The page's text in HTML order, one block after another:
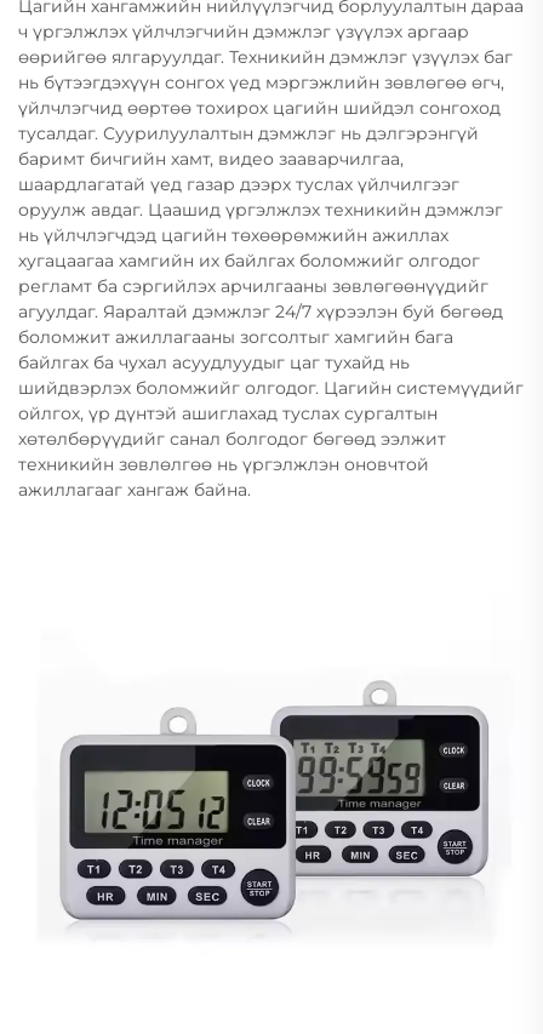
Цагийн хангамжийн нийлүүлэгчид борлуулалтын дараа
ч үргэлжлэх үйлчлэгчийн дэмжлэг үзүүлэх аргаар
өөрийгөө ялгаруулдаг. Техникийн дэмжлэг үзүүлэх баг
нь бүтээгдэхүүн сонгох үед мэргэжлийн зөвлөгөө өгч,
үйлчлэгчид өөртөө тохирох цагийн шийдэл сонгоход
тусалдаг. Суурилуулалтын дэмжлэг нь дэлгэрэнгүй
баримт бичгийн хамт, видео зааварчилгаа,
шаардлагатай үед газар дээрх туслах үйлчилгээг
оруулж авдаг. Цаашид үргэлжлэх техникийн дэмжлэг
нь үйлчлэгчдэд цагийн төхөөрөмжийн ажиллах
хугацаагаа хамгийн их байлгах боломжийг олгодог
регламт ба сэргийлэх арчилгааны зөвлөгөөнүүдийг
агуулдаг. Яаралтай дэмжлэг 24/7 хүрээлэн буй бөгөөд
боломжит ажиллагааны зогсолтыг хамгийн бага
байлгах ба чухал асуудлуудыг цаг тухайд нь
шийдвэрлэх боломжийг олгодог. Цагийн системүүдийг
ойлгох, үр дүнтэй ашиглахад туслах сургалтын
хөтөлбөрүүдийг санал болгодог бөгөөд ээлжит
техникийн зөвлөлгөө нь үргэлжлэн оновчтой
ажиллагааг хангаж байна.